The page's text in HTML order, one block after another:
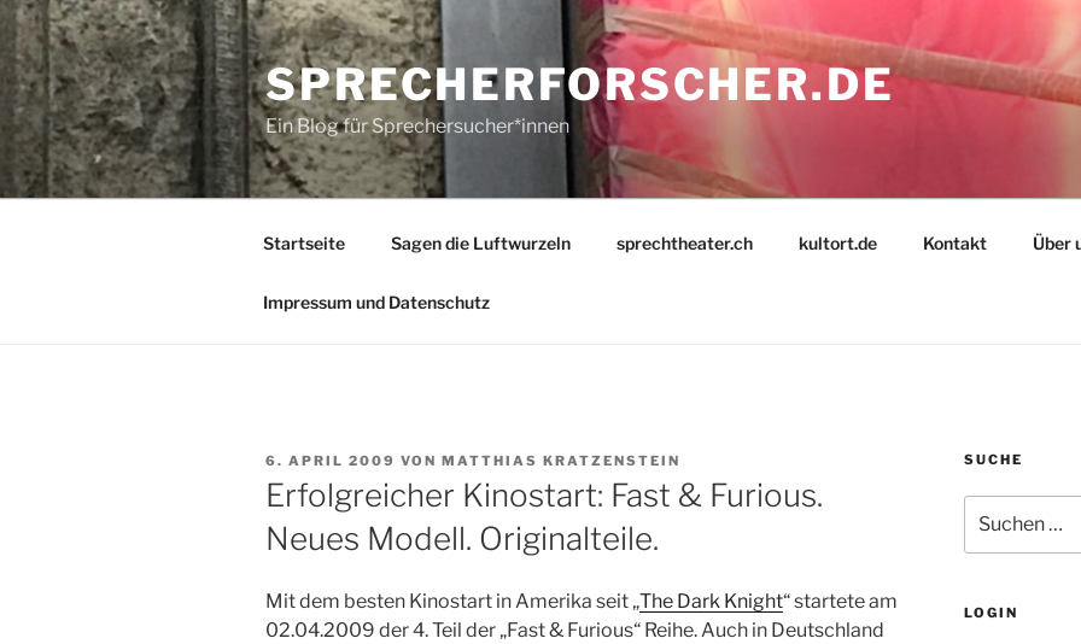
Zum
Inhalt
springen
SPRECHERFORSCHER.DE
Ein Blog für Sprechersucher*innen
Startseite Sagen die Luftwurzeln sprechtheater.ch kultort.de Kontakt Über
Impressum und Datenschutz
VERÖFFENTLICHT
AM
6. APRIL 2009 VON MATTHIAS KRATZENSTEIN
Erfolgreicher Kinostart: Fast & Furious.
Neues Modell. Originalteile.
Mit dem besten Kinostart in Amerika seit „The Dark Knight“ startete am
02.04.2009 der 4. Teil der „Fast & Furious“ Reihe. Auch in Deutschland
SUCHE
nach:
LOGIN